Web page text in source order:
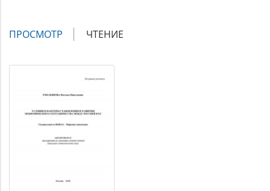
Главные
ПРОСМОТР (АКТИВНАЯ
ЧТЕНИЕ